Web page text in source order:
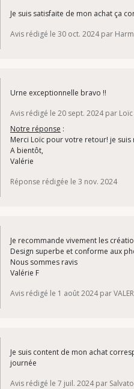
Je suis satisfaite de mon achat ça
Avis rédigé le 30 oct. 2024 par
Urne exceptionnelle bravo !!
Avis rédigé le 20 sept. 2024 par Loïc
Notre réponse :
Merci Loïc pour votre retour! je
A bientôt,
Valérie
Réponse rédigée le 3 nov. 2024
Je recommande vivement les
Design superbe et conforme aux
Nous sommes ravis
Valérie F
Avis rédigé le 1 août 2024 par
Je suis content de mon achat
journée
Avis rédigé le 7 juil. 2024 par